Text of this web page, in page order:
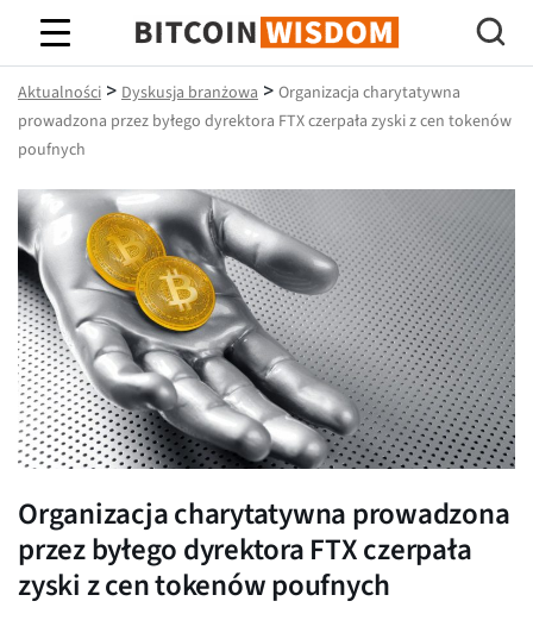
Mądrość Bitcoina
Aktualności > Dyskusja branżowa > Organizacja charytatywna
prowadzona przez byłego dyrektora FTX czerpała zyski z cen tokenów
poufnych
Organizacja charytatywna prowadzona
przez byłego dyrektora FTX czerpała
zyski z cen tokenów poufnych